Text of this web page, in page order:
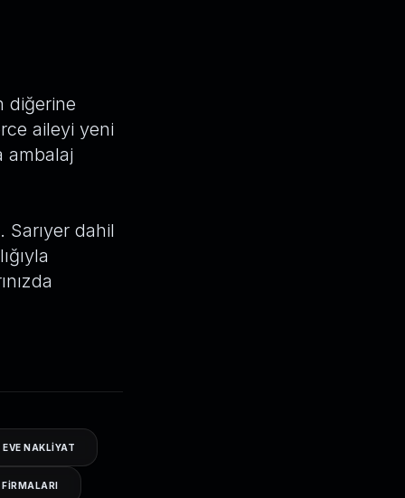
diğerine
aileyi yeni
ambalaj
Sarıyer dahil
EVE NAKLIYAT
FIRMALARI